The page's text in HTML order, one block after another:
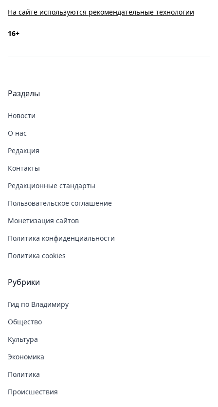
На сайте используются рекомендательные технологии
16+
Разделы
Новости
О нас
Редакция
Контакты
Редакционные стандарты
Пользовательское соглашение
Монетизация сайтов
Политика конфиденциальности
Политика cookies
Рубрики
Гид по Владимиру
Общество
Культура
Экономика
Политика
Происшествия